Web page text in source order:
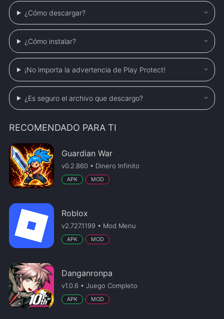
¿Cómo descargar?
¿Cómo instalar?
¡No importa la advertencia de Play Protect!
¿Es seguro el archivo que descargo?
RECOMENDADO PARA TI
Guardian War
v0.2.860 • Dinero Infinito
APK MOD
Roblox
v2.727.1199 • Mod Menu
APK MOD
Danganronpa
v1.0.6 • Juego Completo
APK MOD